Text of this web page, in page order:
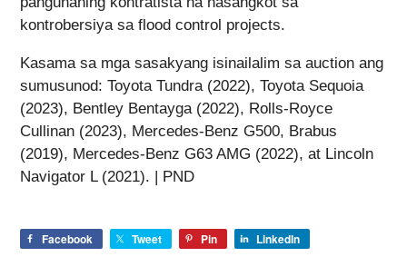
kontrobersiya sa flood control projects.
Kasama sa mga sasakyang isinailalim sa auction ang
sumusunod: Toyota Tundra (2022), Toyota Sequoia
(2023), Bentley Bentayga (2022), Rolls-Royce
Cullinan (2023), Mercedes-Benz G500, Brabus
(2019), Mercedes-Benz G63 AMG (2022), at Lincoln
Navigator L (2021). | PND
Facebook Tweet Pin LinkedIn